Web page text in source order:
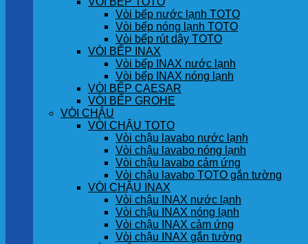
Vòi bếp nước lạnh TOTO
Vòi bếp nóng lạnh TOTO
Vòi bếp rút dây TOTO
VÒI BẾP INAX
Vòi bếp INAX nước lạnh
Vòi bếp INAX nóng lạnh
VÒI BẾP CAESAR
VÒI BẾP GROHE
VÒI CHẬU
VÒI CHẬU TOTO
Vòi chậu lavabo nước lạnh
Vòi chậu lavabo nóng lạnh
Vòi chậu lavabo cảm ứng
Vòi chậu lavabo TOTO gắn tường
VÒI CHẬU INAX
Vòi chậu INAX nước lạnh
Vòi chậu INAX nóng lạnh
Vòi chậu INAX cảm ứng
Vòi chậu INAX gắn tường